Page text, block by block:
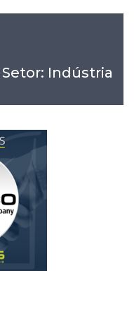
Setor: Indústria